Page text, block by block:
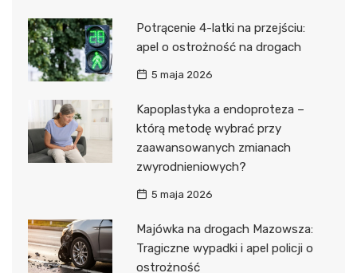
Potrącenie 4-latki na przejściu:
apel o ostrożność na drogach
5 maja 2026
Kapoplastyka a endoproteza –
którą metodę wybrać przy
zaawansowanych zmianach
zwyrodnieniowych?
5 maja 2026
Majówka na drogach Mazowsza:
Tragiczne wypadki i apel policji o
ostrożność